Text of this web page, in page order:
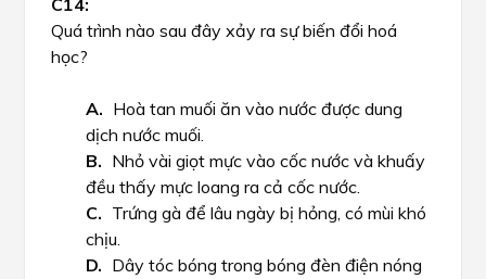
Quá trình nào sau đây xảy ra sự biến đổi hoá
học?
Hoà tan muối ăn vào nước được dung
dịch nước muối.
Nhỏ vài giọt mực vào cốc nước và khuấy
đều thấy mực loang ra cả cốc nước.
Trứng gà để lâu ngày bị hỏng, có mùi khó
chịu.
Dây tóc bóng trong bóng đèn điện nóng